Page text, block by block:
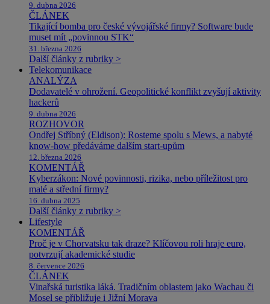
9. dubna 2026
ČLÁNEK
Tikající bomba pro české vývojářské firmy? Software bude
muset mít „povinnou STK“
31. března 2026
Další články z rubriky >
Telekomunikace
ANALÝZA
Dodavatelé v ohrožení. Geopolitické konflikt zvyšují aktivity
hackerů
9. dubna 2026
ROZHOVOR
Ondřej Stříbný (Eldison): Rosteme spolu s Mews, a nabyté
know-how předáváme dalším start-upům
12. března 2026
KOMENTÁŘ
Kyberzákon: Nové povinnosti, rizika, nebo příležitost pro
malé a střední firmy?
16. dubna 2025
Další články z rubriky >
Lifestyle
KOMENTÁŘ
Proč je v Chorvatsku tak draze? Klíčovou roli hraje euro,
potvrzují akademické studie
8. července 2026
ČLÁNEK
Vinařská turistika láká. Tradičním oblastem jako Wachau či
Mosel se přibližuje i Jižní Morava